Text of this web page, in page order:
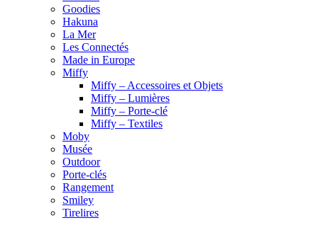
Goodies
Hakuna
La Mer
Les Connectés
Made in Europe
Miffy
Miffy – Accessoires et Objets
Miffy – Lumières
Miffy – Porte-clé
Miffy – Textiles
Moby
Musée
Outdoor
Porte-clés
Rangement
Smiley
Tirelires